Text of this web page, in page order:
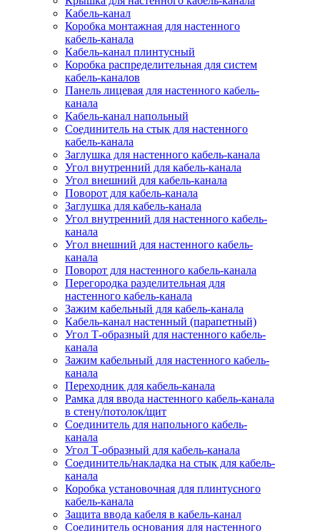
Кабель-канал
Коробка монтажная для настенного
кабель-канала
Кабель-канал плинтусный
Коробка распределительная для систем
кабель-каналов
Панель лицевая для настенного кабель-
канала
Кабель-канал напольный
Соединитель на стык для настенного
кабель-канала
Заглушка для настенного кабель-канала
Угол внутренний для кабель-канала
Угол внешний для кабель-канала
Поворот для кабель-канала
Заглушка для кабель-канала
Угол внутренний для настенного кабель-
канала
Угол внешний для настенного кабель-
канала
Поворот для настенного кабель-канала
Перегородка разделительная для
настенного кабель-канала
Зажим кабельный для кабель-канала
Кабель-канал настенный (парапетный)
Угол Т-образный для настенного кабель-
канала
Зажим кабельный для настенного кабель-
канала
Переходник для кабель-канала
Рамка для ввода настенного кабель-канала
в стену/потолок/щит
Соединитель для напольного кабель-
канала
Угол Т-образный для кабель-канала
Соединитель/накладка на стык для кабель-
канала
Коробка установочная для плинтусного
кабель-канала
Защита ввода кабеля в кабель-канал
Соединитель основания для настенного